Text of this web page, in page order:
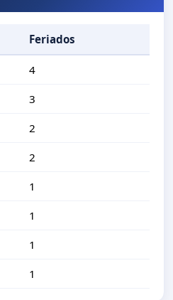
Feriados
4
3
2
2
1
1
1
1